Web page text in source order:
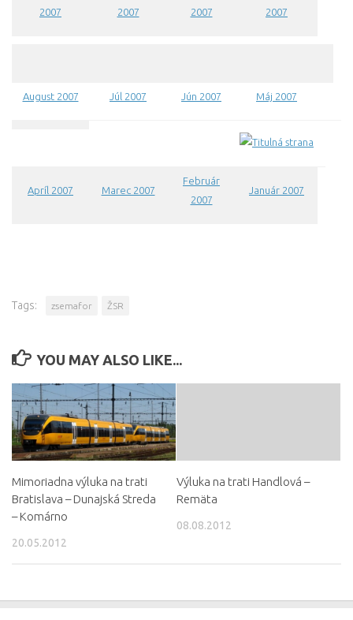
2007 2007 2007 2007
August 2007 Júl 2007 Jún 2007 Máj 2007
Apríl 2007 Marec 2007
Február
2007
Január 2007
Tags: zsemafor ŽSR
YOU MAY ALSO LIKE...
Mimoriadna výluka na trati
Bratislava – Dunajská Streda
– Komárno
20.05.2012
Výluka na trati Handlová –
Remäta
08.08.2012